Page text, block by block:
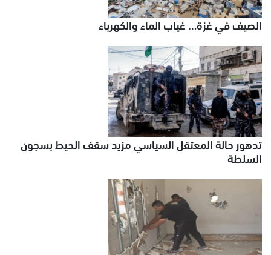
الصيف في غزة… غياب الماء والكهرباء
تدهور حالة المعتقل السياسي مزيد سقف الحيط بسجون
السلطة